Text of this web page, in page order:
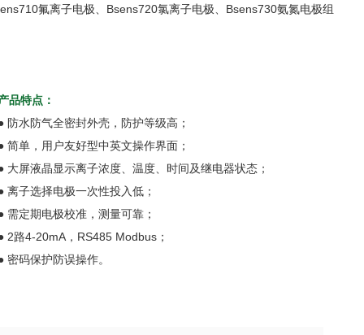
氟离子电极、Bsens720氯离子电极、Bsens730氨氮电极组
品特点：
防水防气全密封外壳，防护等级高；
简单，用户友好型中英文操作界面；
大屏液晶显示离子浓度、温度、时间及继电器状态；
离子选择电极一次性投入低；
需定期电极校准，测量可靠；
2路4-20mA，RS485 Modbus；
密码保护防误操作。